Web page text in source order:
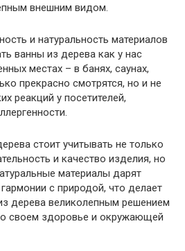
внешним видом.
и натуральность материалов
ванны из дерева как у нас
местах – в банях, саунах,
прекрасно смотрятся, но и не
реакций у посетителей,
стоит учитывать не только
и качество изделия, но
материалы дарят
с природой, что делает
дерева великолепным решением
о своем здоровье и окружающей